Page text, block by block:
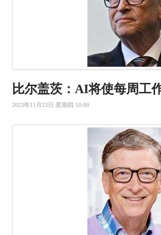
比尔盖茨：AI将使每周工
2023年11月23日 星期四 10:00